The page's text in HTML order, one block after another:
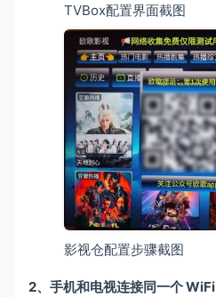
TVBox配置界面截图
影视仓配置步骤截图
2、手机和电视连接同一个 WiFi